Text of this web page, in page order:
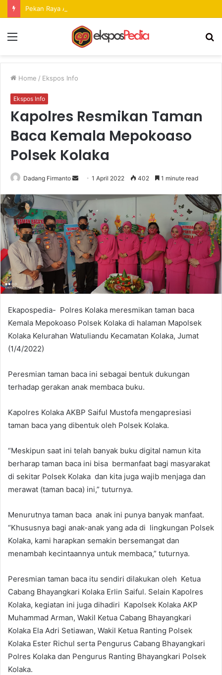
Home / Ekspos Info
Ekspos Info
Kapolres Resmikan Taman
Baca Kemala Mepokoaso
Polsek Kolaka
Dadang Firmanto
n
d
a
n
e
m
1 April 2022 402 1 minute read
Ekapospedia- Polres Kolaka meresmikan taman baca
Kemala Mepokoaso Polsek Kolaka di halaman Mapolsek
Kolaka Kelurahan Watuliandu Kecamatan Kolaka, Jumat
(1/4/2022)
Peresmian taman baca ini sebagai bentuk dukungan
terhadap gerakan anak membaca buku.
Kapolres Kolaka AKBP Saiful Mustofa mengapresiasi
taman baca yang dibentuk oleh Polsek Kolaka.
“Meskipun saat ini telah banyak buku digital namun kita
berharap taman baca ini bisa bermanfaat bagi masyarakat
di sekitar Polsek Kolaka dan kita juga wajib menjaga dan
merawat (taman baca) ini,” tuturnya.
Menurutnya taman baca anak ini punya banyak manfaat.
“Khususnya bagi anak-anak yang ada di lingkungan Polsek
Kolaka, kami harapkan semakin bersemangat dan
menambah kecintaannya untuk membaca,” tuturnya.
Peresmian taman baca itu sendiri dilakukan oleh Ketua
Cabang Bhayangkari Kolaka Erlin Saiful. Selain Kapolres
Kolaka, kegiatan ini juga dihadiri Kapolsek Kolaka AKP
Muhammad Arman, Wakil Ketua Cabang Bhayangkari
Kolaka Ela Adri Setiawan, Wakil Ketua Ranting Polsek
Kolaka Ester Richul serta Pengurus Cabang Bhayangkari
Polres Kolaka dan Pengurus Ranting Bhayangkari Polsek
Kolaka.